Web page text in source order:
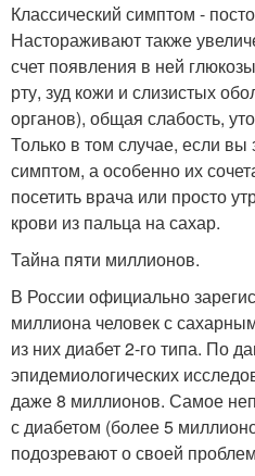
Классический симптом -
Настораживают также
счет появления в ней
рту, зуд кожи и слизистых
органов), общая слабость,
Только в том случае, если вы
симптом, а особенно их
посетить врача или просто
крови из пальца на сахар.
Тайна пяти миллионов.
В России официально
миллиона человек с
из них диабет 2-го типа. По
эпидемиологических
даже 8 миллионов. Самое
с диабетом (более 5
подозревают о своей